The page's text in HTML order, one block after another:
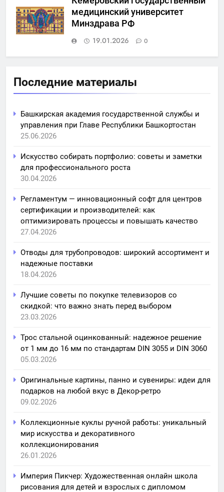
медицинский университет
Минздрава РФ
19.01.2026
0
Последние материалы
Башкирская академия государственной службы и
управления при Главе Республики Башкортостан
25.06.2026
Искусство собирать портфолио: советы и заметки
для профессионального роста
30.04.2026
Регламентум — инновационный софт для центров
сертификации и производителей: как
оптимизировать процессы и повышать качество
27.04.2026
Отводы для трубопроводов: широкий ассортимент и
надежные поставки
18.04.2026
Лучшие советы по покупке телевизоров со
скидкой: что важно знать перед выбором
23.03.2026
Трос стальной оцинкованный: надежное решение
от 1 мм до 16 мм по стандартам DIN 3055 и DIN 3060
05.03.2026
Оригинальные картины, панно и сувениры: идеи для
подарков на любой вкус в Декор-ретро
09.02.2026
Коллекционные куклы ручной работы: уникальный
мир искусства и декоративного
коллекционирования
26.01.2026
Империя Пикчер: Художественная онлайн школа
рисования для детей и взрослых с дипломом